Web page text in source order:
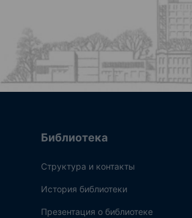
Библиотека
Структура и контакты
История библиотеки
Презентация о библиотеке